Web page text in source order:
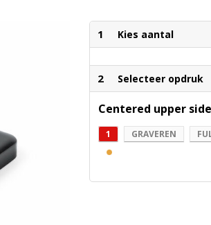
1 Kies aantal
2 Selecteer opdruk
Centered upper
1 GRAVEREN